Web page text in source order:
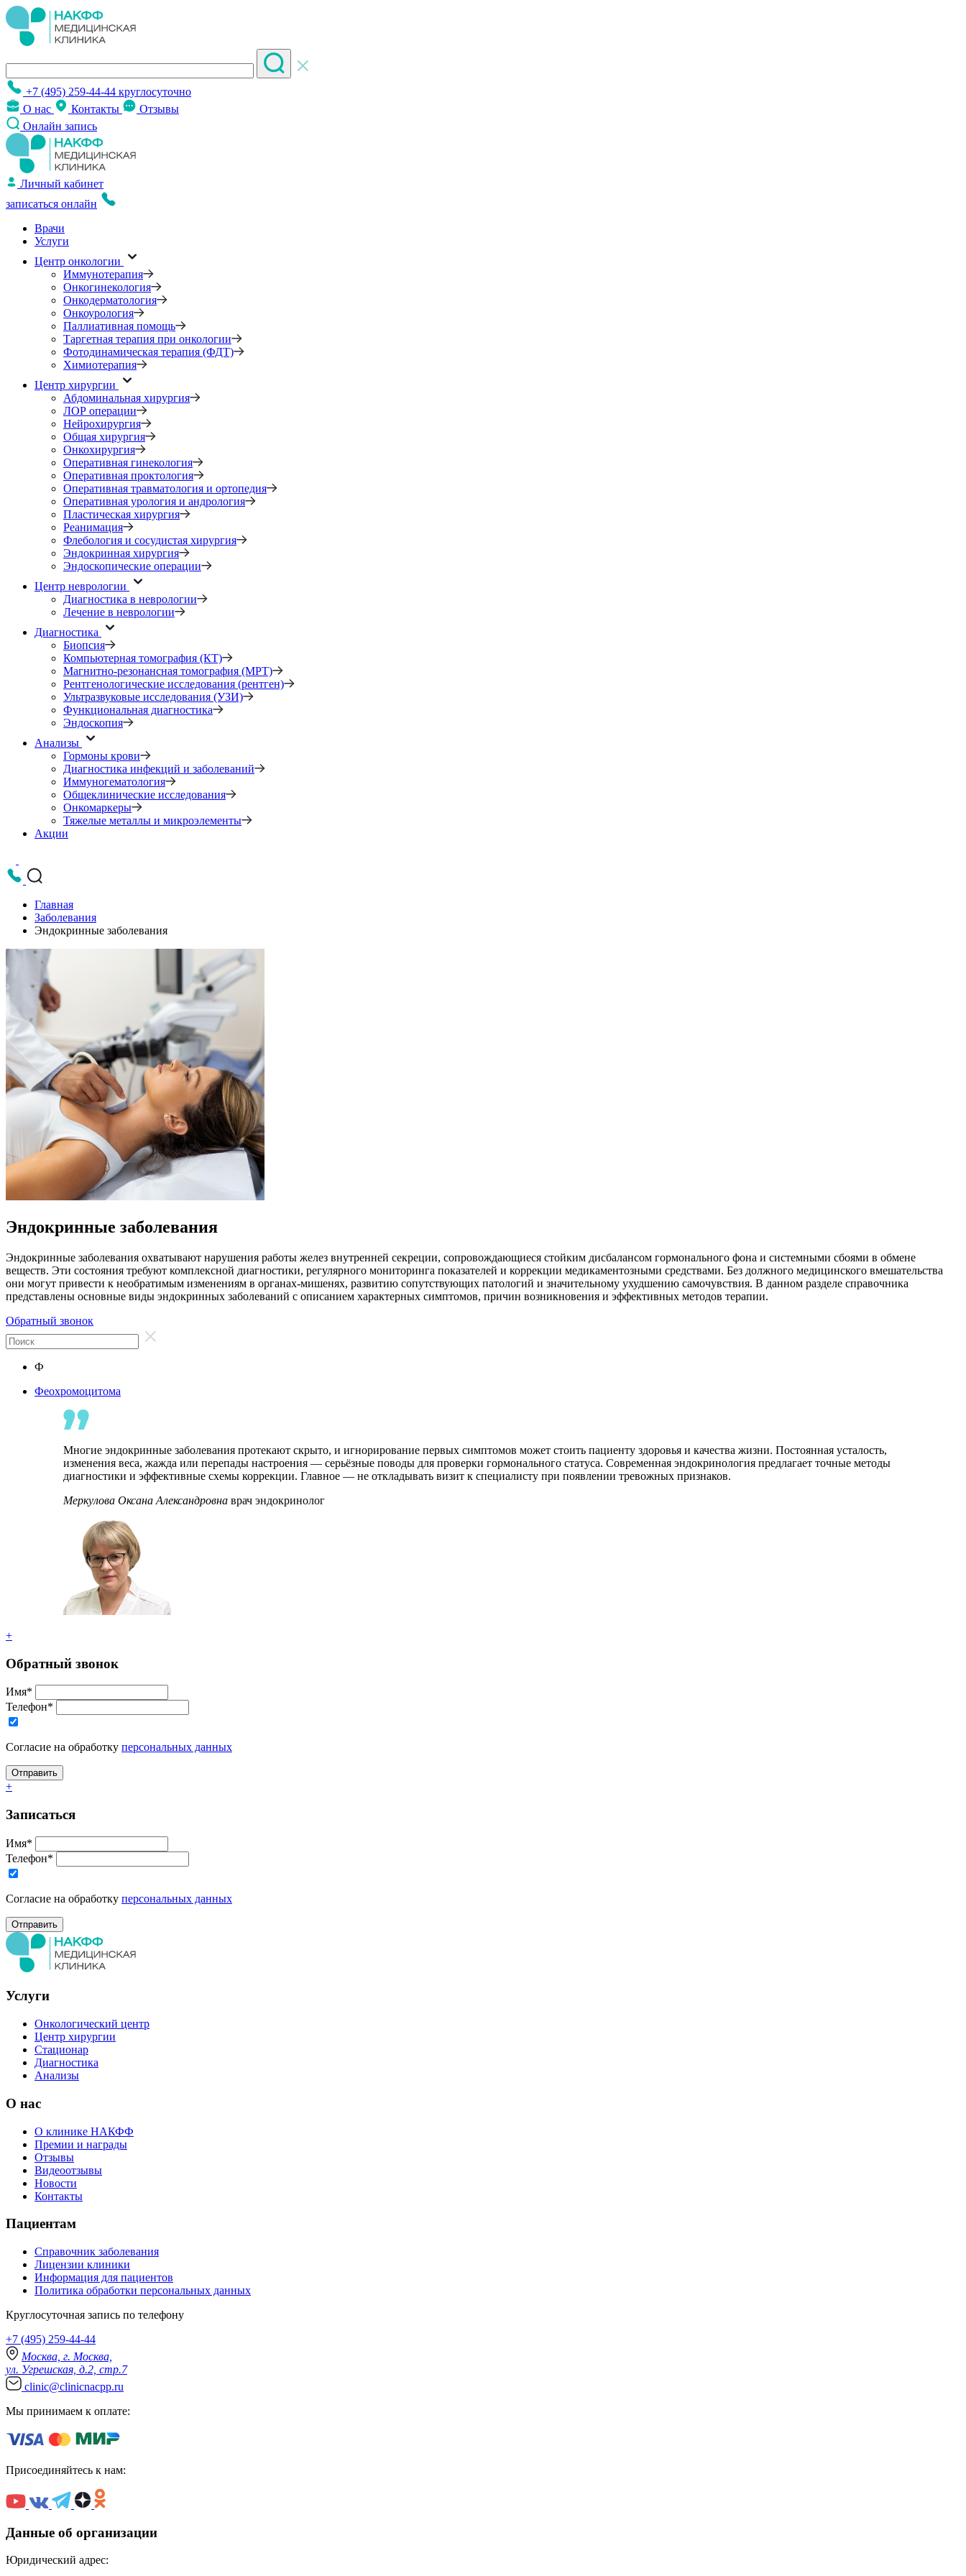
+7 (495) 259-44-44 круглосуточно
О нас
Контакты
Отзывы
Онлайн запись
Личный кабинет
записаться онлайн
Врачи
Услуги
Центр онкологии
Иммунотерапия
Онкогинекология
Онкодерматология
Онкоурология
Паллиативная помощь
Таргетная терапия при онкологии
Фотодинамическая терапия (ФДТ)
Химиотерапия
Центр хирургии
Абдоминальная хирургия
ЛОР операции
Нейрохирургия
Общая хирургия
Онкохирургия
Оперативная гинекология
Оперативная проктология
Оперативная травматология и ортопедия
Оперативная урология и андрология
Пластическая хирургия
Реанимация
Флебология и сосудистая хирургия
Эндокринная хирургия
Эндоскопические операции
Центр неврологии
Диагностика в неврологии
Лечение в неврологии
Диагностика
Биопсия
Компьютерная томография (КТ)
Магнитно-резонансная томография (МРТ)
Рентгенологические исследования (рентген)
Ультразвуковые исследования (УЗИ)
Функциональная диагностика
Эндоскопия
Анализы
Гормоны крови
Диагностика инфекций и заболеваний
Иммуногематология
Общеклинические исследования
Онкомаркеры
Тяжелые металлы и микроэлементы
Акции
Главная
Заболевания
Эндокринные заболевания
Эндокринные заболевания
Эндокринные заболевания охватывают нарушения работы желез внутренней секреции, сопровождающиеся стойким дисбалансом гормонального фона и системными сбоями в обмене
веществ. Эти состояния требуют комплексной диагностики, регулярного мониторинга показателей и коррекции медикаментозными средствами. Без должного медицинского вмешательства
они могут привести к необратимым изменениям в органах-мишенях, развитию сопутствующих патологий и значительному ухудшению самочувствия. В данном разделе справочника
представлены основные виды эндокринных заболеваний с описанием характерных симптомов, причин возникновения и эффективных методов терапии.
Обратный звонок
Ф
Феохромоцитома
Многие эндокринные заболевания протекают скрыто, и игнорирование первых симптомов может стоить пациенту здоровья и качества жизни. Постоянная усталость,
изменения веса, жажда или перепады настроения — серьёзные поводы для проверки гормонального статуса. Современная эндокринология предлагает точные методы
диагностики и эффективные схемы коррекции. Главное — не откладывать визит к специалисту при появлении тревожных признаков.
Меркулова Оксана Александровна врач эндокринолог
+
Обратный звонок
Имя*
Телефон*
Согласие на обработку персональных данных
+
Записаться
Имя*
Телефон*
Согласие на обработку персональных данных
Услуги
Онкологический центр
Центр хирургии
Стационар
Диагностика
Анализы
О нас
О клинике НАКФФ
Премии и награды
Отзывы
Видеоотзывы
Новости
Контакты
Пациентам
Справочник заболевания
Лицензии клиники
Информация для пациентов
Политика обработки персональных данных
Круглосуточная запись по телефону
+7 (495) 259-44-44
Москва, г. Москва,
ул. Угрешская, д.2, стр.7
clinic@clinicnacpp.ru
Мы принимаем к оплате:
Присоединяйтесь к нам:
Данные об организации
Юридический адрес: